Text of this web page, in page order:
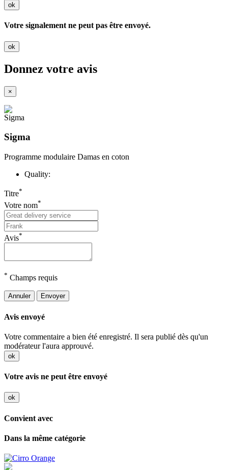
ok
Votre signalement ne peut pas être envoyé.
ok
Donnez votre avis
×
Sigma
Programme modulaire Damas en coton
Quality:
Titre*
Votre nom*
Avis*
* Champs requis
Annuler Envoyer
Avis envoyé
Votre commentaire a bien été enregistré. Il sera publié dès qu'un
modérateur l'aura approuvé.
ok
Votre avis ne peut être envoyé
ok
Convient avec
Dans la même catégorie